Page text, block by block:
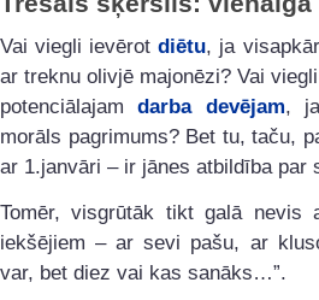
Vai viegli ievērotdiētu, ja
ar treknu olivjē majonēzi? Vai
potenciālajamdarba devējam,
morāls pagrimums? Bet tu, taču,
ar 1.janvāri – ir jānes atbildība
Tomēr, visgrūtāk tikt galā nevis
iekšējiem – ar sevi pašu, ar
var, bet diez vai kas sanāks…”.